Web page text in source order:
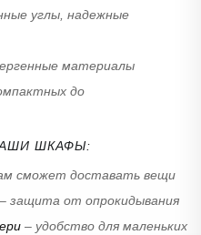
углы, надежные
материалы
до
ШКАФЫ:
сможет доставать вещи
защита от опрокидывания
– удобство для маленьких